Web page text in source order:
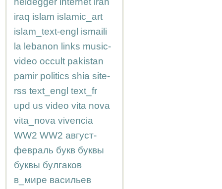
iraq islam islamic_art
islam_text-engl ismaili
la lebanon links music-
video occult pakistan
pamir politics shia site-
rss text_engl text_fr
upd us video vita nova
vita_nova vivencia
WW2 WW2 август-
февраль букв буквы
буквы булгаков
в_мире васильев